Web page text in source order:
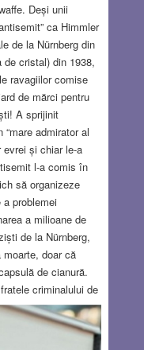
Deși unii
ca Himmler
de la Nürnberg din
de cristal) din 1938,
ravagiilor comise
de mărci pentru
A sprijinit
admirator al
evrei și chiar le-a
l-a comis în
să organizeze
problemei
a milioane de
de la Nürnberg,
doar că
de cianură.
criminalului de
de Hermann,
ca erou. A salvat
și viața de